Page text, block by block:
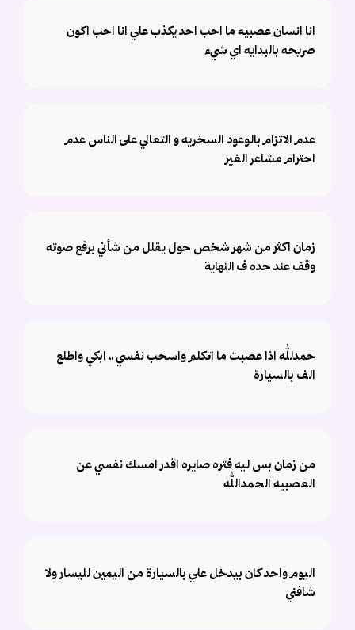
انا انسان عصبيه ما احب احد يكذب علي انا احب اكون
صريحه بالبدايه اي شيء
عدم الاتزام بالوعود السخريه و التعالي على الناس عدم
احترام مشاعر الغير
زمان اكثر من شهر شخص حول يقلل من شأني برفع صوته
وقف عند حده ف النهاية
حمدلله اذا عصبت ما اتكلم واسحب نفسي ،، ابكي واطلع
الف بالسيارة
من زمان بس ليه فتره صايره اقدر امسك نفسي عن
العصبيه الحمدالله
اليوم واحد كان بيدخل علي بالسيارة من اليمين لليسار ولا
شافني